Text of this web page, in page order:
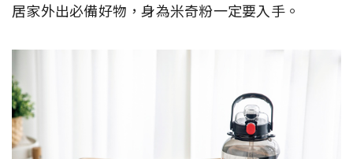
居家外出必備好物，身為米奇粉一定要入手。